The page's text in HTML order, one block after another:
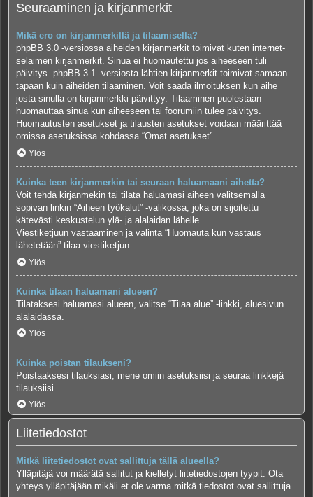
Seuraaminen ja kirjanmerkit
Mikä ero on kirjanmerkillä ja tilaamisella?
phpBB 3.0 -versiossa aiheiden kirjanmerkit toimivat kuten internet-
selaimen kirjanmerkit. Sinua ei huomautettu jos aiheeseen tuli
päivitys. phpBB 3.1 -versiosta lähtien kirjanmerkit toimivat samaan
tapaan kuin aiheiden tilaaminen. Voit saada ilmoituksen kun aihe
josta sinulla on kirjanmerkki päivittyy. Tilaaminen puolestaan
huomauttaa sinua kun aiheeseen tai foorumiin tulee päivitys.
Huomautusten asetukset ja tilausten asetukset voidaan määrittää
omissa asetuksissa kohdassa “Omat asetukset”.
Ylös
Kuinka teen kirjanmerkin tai seuraan haluamaani aihetta?
Voit tehdä kirjanmekin tai tilata haluamasi aiheen valitsemalla
sopivan linkin “Aiheen työkalut” -valikossa, joka on sijoitettu
kätevästi keskustelun ylä- ja alalaidan lähelle.
Viestiketjuun vastaaminen ja valinta “Huomauta kun vastaus
lähetetään” tilaa viestiketjun.
Ylös
Kuinka tilaan haluamani alueen?
Tilataksesi haluamasi alueen, valitse “Tilaa alue” -linkki, aluesivun
alalaidassa.
Ylös
Kuinka poistan tilaukseni?
Poistaaksesi tilauksiasi, mene omiin asetuksiisi ja seuraa linkkejä
tilauksiisi.
Ylös
Liitetiedostot
Mitkä liitetiedostot ovat sallittuja tällä alueella?
Ylläpitäjä voi määrätä sallitut ja kielletyt liitetiedostojen tyypit. Ota
yhteys ylläpitäjään mikäli et ole varma mitkä tiedostot ovat sallittuja..